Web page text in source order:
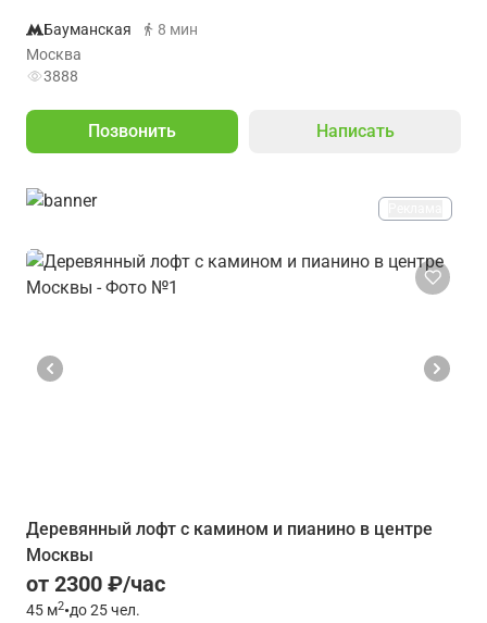
Бауманская
8 мин
Москва
3888
Позвонить Написать
Деревянный лофт с камином и пианино в центре
Москвы
от 2300 ₽/час
45 м2•до 25 чел.